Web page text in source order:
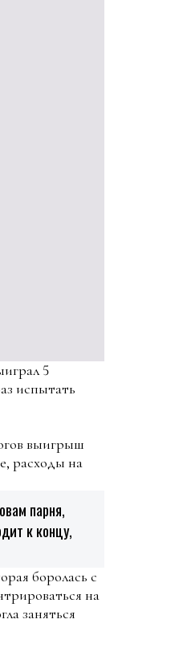
5
испытать
выигрыш
расходы на
парня,
к концу,
боролась с
на
заняться